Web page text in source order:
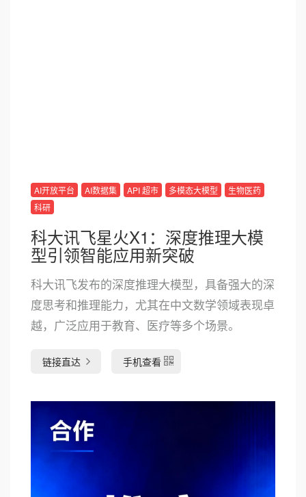
AI开放平台 AI数据集 API 超市 多模态大模型
生物医药
科研
科大讯飞星火X1：深度推理大模
型引领智能应用新突破
科大讯飞发布的深度推理大模型，具备强大的深
度思考和推理能力，尤其在中文数学领域表现卓
越，广泛应用于教育、医疗等多个场景。
链接直达 手机查看